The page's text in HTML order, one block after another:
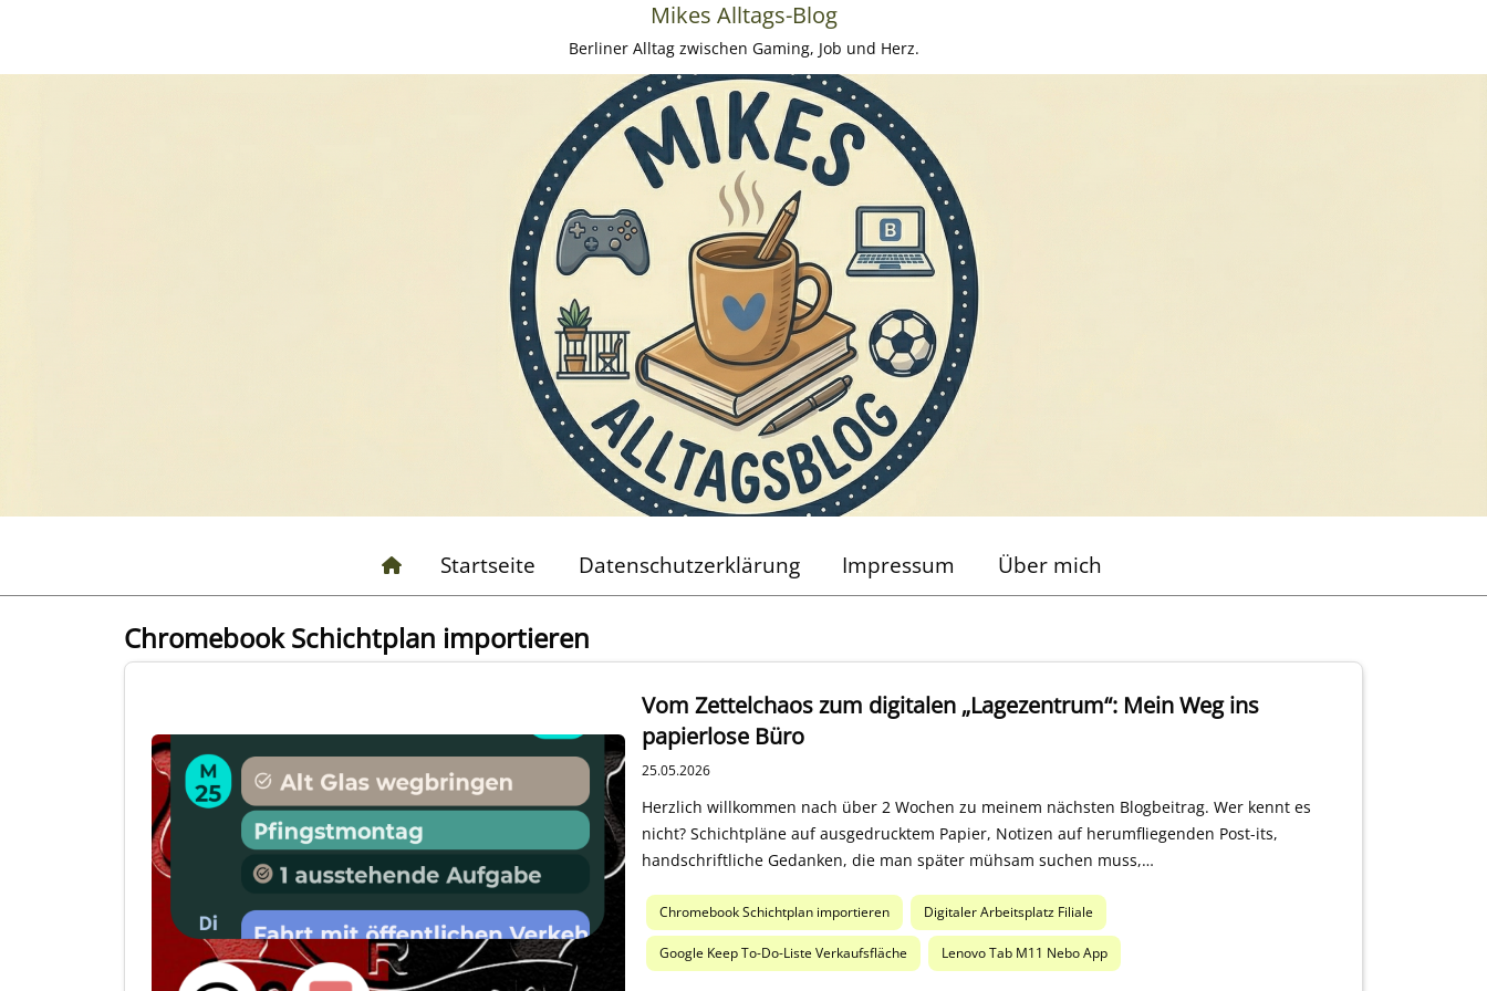
Mikes Alltags-Blog
Berliner Alltag zwischen Gaming, Job und Herz.
Startseite Datenschutzerklärung Impressum Über mich
Chromebook Schichtplan importieren
Vom Zettelchaos zum digitalen „Lagezentrum“: Mein Weg ins
papierlose Büro
25.05.2026
Herzlich willkommen nach über 2 Wochen zu meinem nächsten Blogbeitrag. Wer kennt es
nicht? Schichtpläne auf ausgedrucktem Papier, Notizen auf herumfliegenden Post-its,
handschriftliche Gedanken, die man später mühsam suchen muss,…
Chromebook Schichtplan importieren Digitaler Arbeitsplatz Filiale
Google Keep To-Do-Liste Verkaufsfläche Lenovo Tab M11 Nebo App